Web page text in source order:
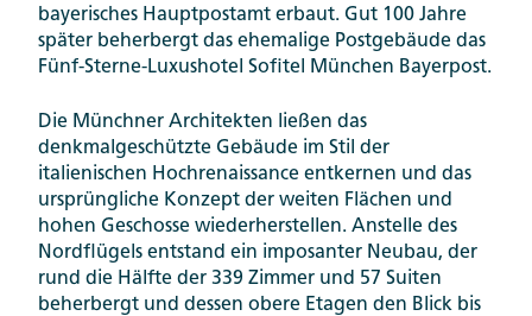
bayerisches Hauptpostamt erbaut. Gut 100 Jahre
später beherbergt das ehemalige Postgebäude das
Fünf-Sterne-Luxushotel Sofitel München Bayerpost.
Die Münchner Architekten ließen das
denkmalgeschützte Gebäude im Stil der
italienischen Hochrenaissance entkernen und das
ursprüngliche Konzept der weiten Flächen und
hohen Geschosse wiederherstellen. Anstelle des
Nordflügels entstand ein imposanter Neubau, der
rund die Hälfte der 339 Zimmer und 57 Suiten
beherbergt und dessen obere Etagen den Blick bis